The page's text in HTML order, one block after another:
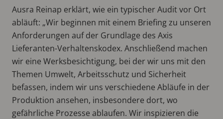
Ausra Reinap erklärt, wie ein typischer Audit vor Ort
abläuft: „Wir beginnen mit einem Briefing zu unseren
Anforderungen auf der Grundlage des Axis
Lieferanten-Verhaltenskodex. Anschließend machen
wir eine Werksbesichtigung, bei der wir uns mit den
Themen Umwelt, Arbeitsschutz und Sicherheit
befassen, indem wir uns verschiedene Abläufe in der
Produktion ansehen, insbesondere dort, wo
gefährliche Prozesse ablaufen. Wir inspizieren die